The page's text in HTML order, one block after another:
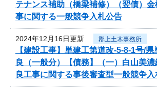
テナンス補助（橋梁補修）（翌債）
事に関する一般競争入札公告
2024年12月16日更新 郡上土木事務所
【建設工事】単建工第道改-5-8-1号/
良（一般分）【債務】（一）白山
良工事に関する事後審査型一般競争